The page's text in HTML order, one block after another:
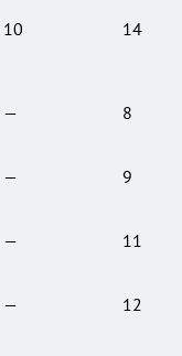
10 14
— 8
— 9
— 11
— 12